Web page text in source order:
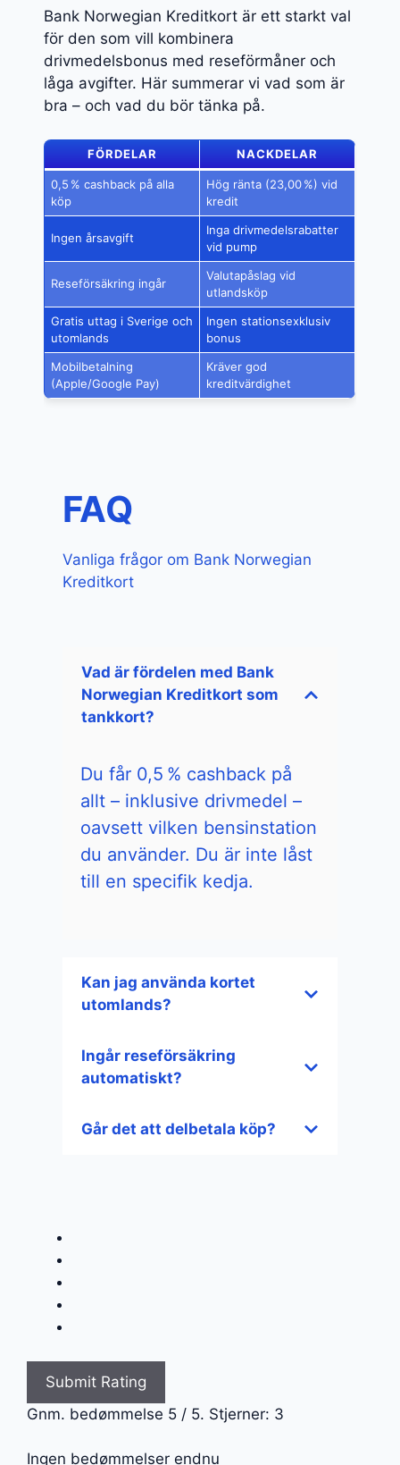
Bank Norwegian Kreditkort är ett starkt val
för den som vill kombinera
drivmedelsbonus med reseförmåner och
låga avgifter. Här summerar vi vad som är
bra – och vad du bör tänka på.
FÖRDELAR NACKDELAR
0,5 % cashback på alla
köp
Hög ränta (23,00 %) vid
kredit
Ingen årsavgift
Inga drivmedelsrabatter
vid pump
Reseförsäkring ingår
Valutapåslag vid
utlandsköp
Gratis uttag i Sverige och
utomlands
Ingen stationsexklusiv
bonus
Mobilbetalning
(Apple/Google Pay)
Kräver god
kreditvärdighet
FAQ
Vanliga frågor om Bank Norwegian
Kreditkort
Vad är fördelen med Bank
Norwegian Kreditkort som
tankkort?
Du får 0,5 % cashback på
allt – inklusive drivmedel –
oavsett vilken bensinstation
du använder. Du är inte låst
till en specifik kedja.
Kan jag använda kortet
utomlands?
Ingår reseförsäkring
automatiskt?
Går det att delbetala köp?
Submit Rating
Gnm. bedømmelse 5 / 5. Stjerner: 3
Ingen bedømmelser endnu